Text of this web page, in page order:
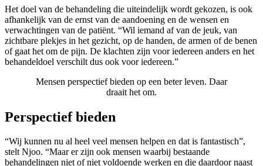
Het doel van de behandeling die uiteindelijk wordt gekozen, is ook
afhankelijk van de ernst van de aandoening en de wensen en
verwachtingen van de patiënt. “Wil iemand af van de jeuk, van
zichtbare plekjes in het gezicht, op de handen, de armen of de benen
of gaat het om de pijn. De klachten zijn voor iedereen anders en het
behandeldoel verschilt dus ook voor iedereen.”
Mensen perspectief bieden op een beter leven. Daar
draait het om.
Perspectief bieden
“Wij kunnen nu al heel veel mensen helpen en dat is fantastisch”,
stelt Njoo. “Maar er zijn ook mensen waarbij bestaande
behandelingen niet of niet voldoende werken en die daardoor naast